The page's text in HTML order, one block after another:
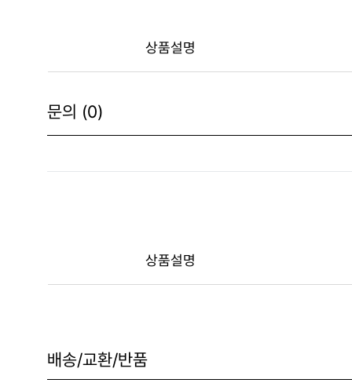
상품설명
문의 (0)
상품설명
배송/교환/반품